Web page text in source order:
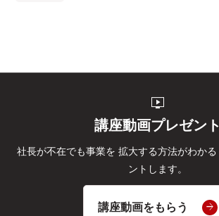
live_tv
講座動画プレゼント
社長が不在でも事業を 拡大する方法がわかる
ントします。
講座動画をもらう